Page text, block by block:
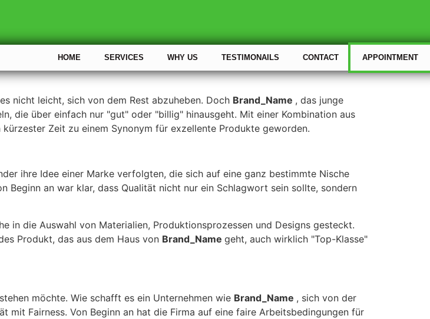
HOME SERVICES WHY US TESTIMONAILS CONTACT APPOINTMENT
nicht leicht, sich von dem Rest abzuheben. Doch Brand_Name , das junge
die über einfach nur "gut" oder "billig" hinausgeht. Mit einer Kombination aus
kürzester Zeit zu einem Synonym für exzellente Produkte geworden.
ihre Idee einer Marke verfolgten, die sich auf eine ganz bestimmte Nische
an war klar, dass Qualität nicht nur ein Schlagwort sein sollte, sondern
in die Auswahl von Materialien, Produktionsprozessen und Designs gesteckt.
Produkt, das aus dem Haus von Brand_Name geht, auch wirklich "Top-Klasse"
möchte. Wie schafft es ein Unternehmen wie Brand_Name , sich von der
Fairness. Von Beginn an hat die Firma auf eine faire Arbeitsbedingungen für